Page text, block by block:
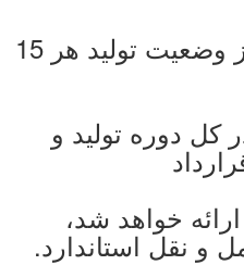
---- یک گزارش ارائه از وضعیت تولید هر 15
کل دوره تولید و
خواهد شد،
و نقل استاندارد.